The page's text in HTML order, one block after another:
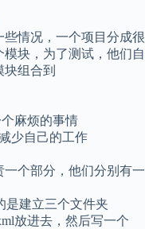
情况，一个项目分成很
块，为了测试，他们自
组合到
麻烦的事情
少自己的工作
个部分，他们分别有一
是建立三个文件夹
放进去，然后写一个